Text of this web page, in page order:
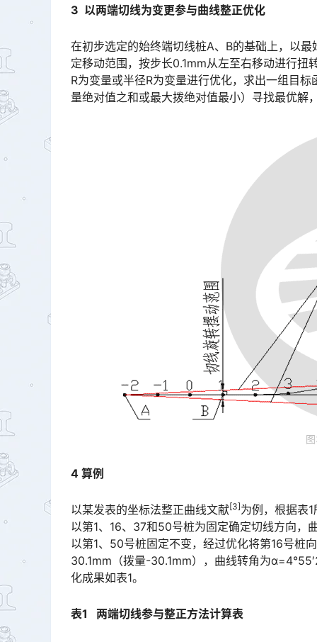
3 以两端切线为变更参与曲线整正优化
在初步选定的始终端切线桩A、B的基础上，以
定移动范围，按步长0.1mm从左至右移动进行
R为变量或半径R为变量进行优化，求出一组目
量绝对值之和或最大拨绝对值最小）寻找最优解
4 算例
以某发表的坐标法整正曲线文献[3]为例，根据表
以第1、16、37和50号桩为固定确定切线方向，
以第1、50号桩固定不变，经过优化将第16号
30.1mm（拨量-30.1mm），曲线转角为
化成果如表1。󠅅󠅃󠄵󠅂󠄪󠇖󠆨󠆨󠇕󠆞󠆒󠅬󠇘󠆭󠆘󠇙󠆝󠅵󠇗󠆭󠆁󠄐󠇗󠅹󠅸󠇖󠆍󠅳󠇖󠅹󠅰󠇖󠆌󠅹
表1 两端切线参与整正方法计算表